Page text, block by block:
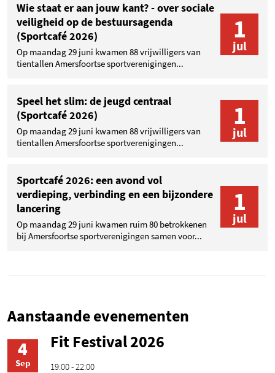
Wie staat er aan jouw kant? - over sociale
veiligheid op de bestuursagenda
(Sportcafé 2026)
Op maandag 29 juni kwamen 88 vrijwilligers van
tientallen Amersfoortse sportverenigingen...
1
jul
Speel het slim: de jeugd centraal
(Sportcafé 2026)
Op maandag 29 juni kwamen 88 vrijwilligers van
tientallen Amersfoortse sportverenigingen...
1
jul
Sportcafé 2026: een avond vol
verdieping, verbinding en een bijzondere
lancering
Op maandag 29 juni kwamen ruim 80 betrokkenen
bij Amersfoortse sportverenigingen samen voor...
1
jul
Aanstaande evenementen
4
Sep
Fit Festival 2026
19:00 - 22:00